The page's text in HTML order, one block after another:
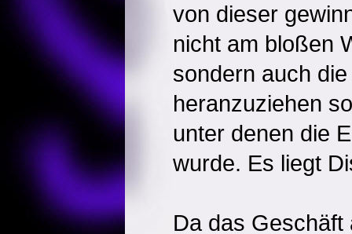
von dieser
nicht am bloßen
sondern auch
heranzuziehen
unter denen die
wurde. Es liegt
Da das Geschäft